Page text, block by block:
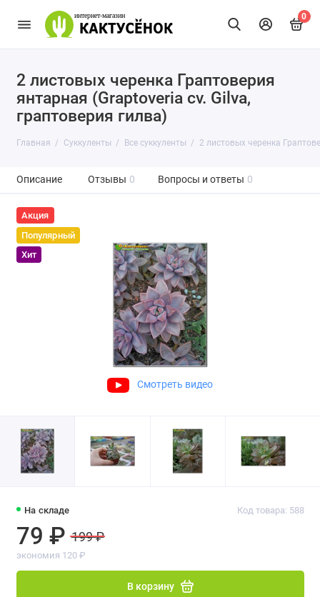
0
2 листовых черенка Граптоверия
янтарная (Graptoveria cv. Gilva,
граптоверия гилва)
Главная Суккуленты Все суккуленты 2 листовых черенка
Описание Отзывы 0 Вопросы и ответы 0
Акция
Популярный
Хит
Смотреть видео
На складе Код товара: 588
79 ₽ 199 ₽
экономия 120 ₽
В корзину